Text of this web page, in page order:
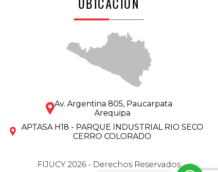
Av. Argentina 805, Paucarpata
Arequipa
APTASA H18 - PARQUE INDUSTRIAL RIO SECO
CERRO COLORADO
FIJUCY 2026 - Derechos Reservados